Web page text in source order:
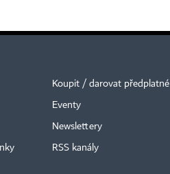
Koupit / darovat předplatné
Eventy
Newslettery
RSS kanály